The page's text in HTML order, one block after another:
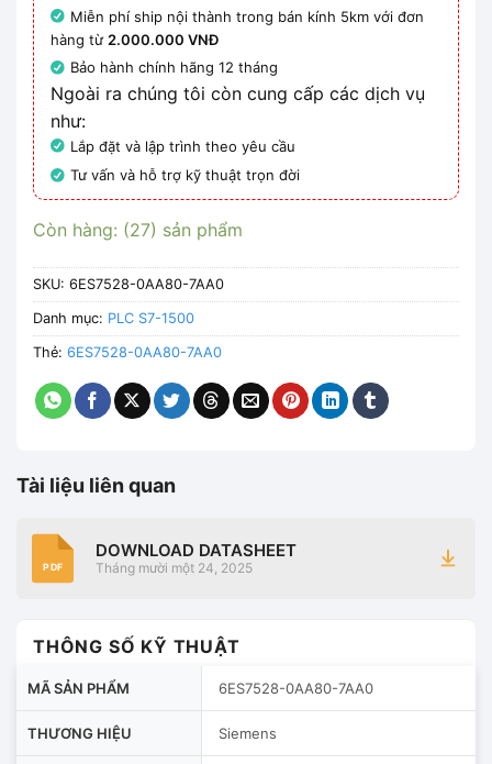
Miễn phí ship nội thành trong bán kính 5km với đơn
hàng từ2.000.000 VNĐ
Bảo hành chính hãng 12 tháng
Ngoài ra chúng tôi còn cung cấp các dịch vụ
như:
Lắp đặt và lập trình theo yêu cầu
Tư vấn và hỗ trợ kỹ thuật trọn đời
Còn hàng: (27) sản phẩm
SKU: 6ES7528-0AA80-7AA0
Danh mục: PLC S7-1500
Thẻ: 6ES7528-0AA80-7AA0
Tài liệu liên quan
PDF
DOWNLOAD DATASHEET
Tháng mười một 24, 2025
THÔNG SỐ KỸ THUẬT
MÃ SẢN PHẨM 6ES7528-0AA80-7AA0
THƯƠNG HIỆU Siemens